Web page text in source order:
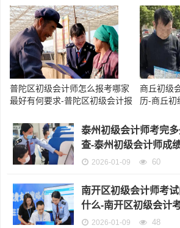
查询时间
试内容
普陀区初级会计师怎么报考哪家
最好有何要求-普陀区初级会计报
商丘初级
历-商丘初
泰州初级会计师考完
查-泰州初级会计师成
2026-01-09 60
南开区初级会计师考
什么-南开区初级会计
2026-01-09 48